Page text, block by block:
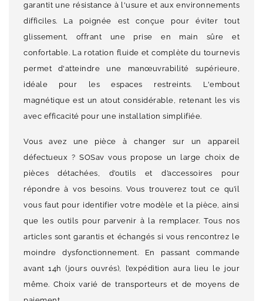
garantit une résistance à l'usure et aux environnements
difficiles. La poignée est conçue pour éviter tout
glissement, offrant une prise en main sûre et
confortable. La rotation fluide et complète du tournevis
permet d'atteindre une manœuvrabilité supérieure,
idéale pour les espaces restreints. L'embout
magnétique est un atout considérable, retenant les vis
avec efficacité pour une installation simplifiée.
Vous avez une pièce à changer sur un appareil
défectueux ? SOSav vous propose un large choix de
pièces détachées, d’outils et d’accessoires pour
répondre à vos besoins. Vous trouverez tout ce qu’il
vous faut pour identifier votre modèle et la pièce, ainsi
que les outils pour parvenir à la remplacer. Tous nos
articles sont garantis et échangés si vous rencontrez le
moindre dysfonctionnement. En passant commande
avant 14h (jours ouvrés), l’expédition aura lieu le jour
même. Choix varié de transporteurs et de moyens de